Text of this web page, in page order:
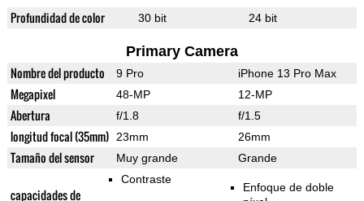
Profundidad de color 30 bit 24 bit
Primary Camera
Nombre del producto 9 Pro iPhone 13 Pro Max
Megapixel 48-MP 12-MP
Abertura f/1.8 f/1.5
longitud focal (35mm) 23mm 26mm
Tamaño del sensor Muy grande Grande
capacidades de
Contraste
Enfoque de doble